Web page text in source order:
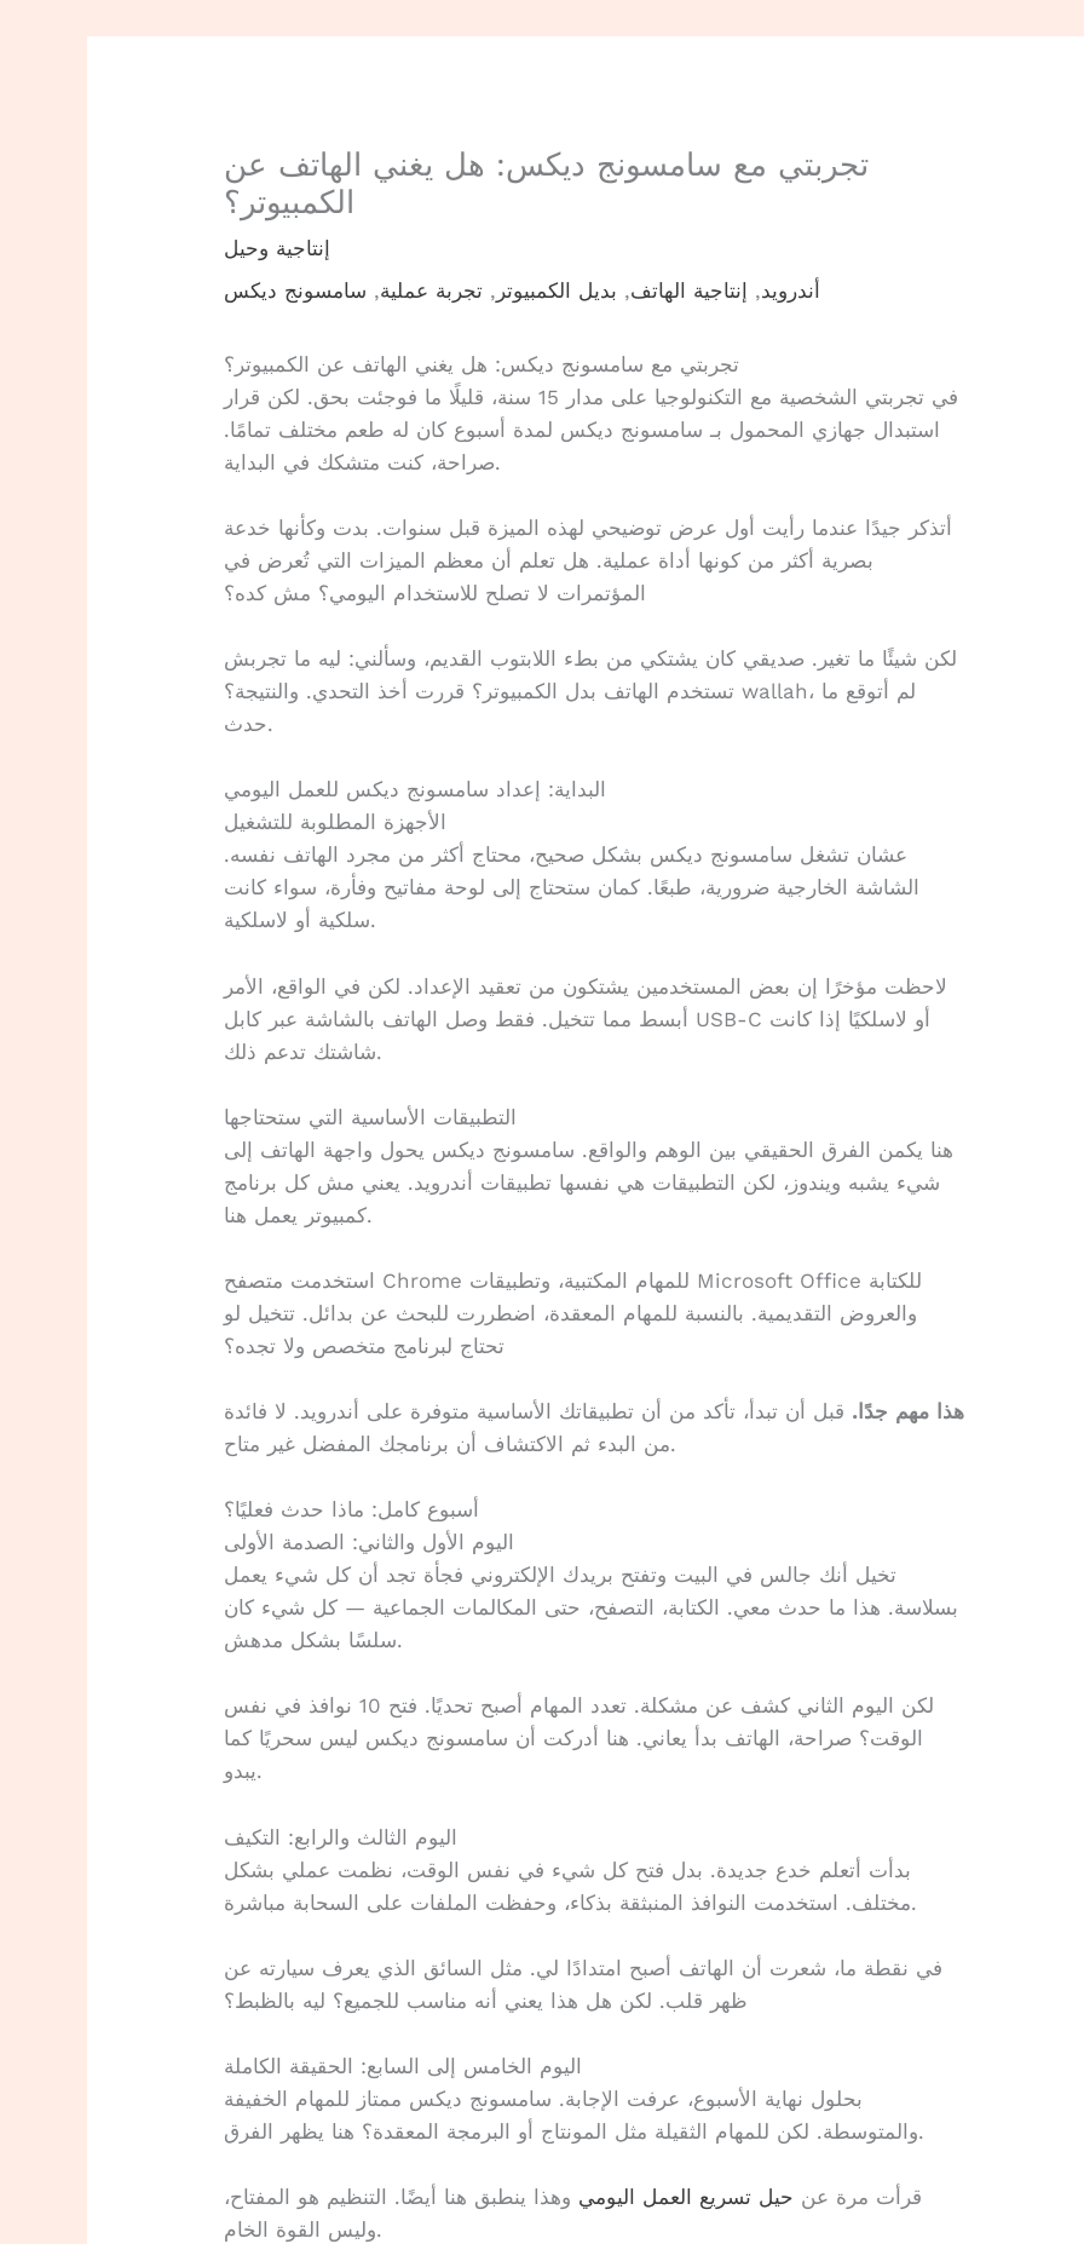
تجربتي مع سامسونج ديكس: هل يغني الهاتف عن
الكمبيوتر؟
إنتاجية وحيل
أندرويد, إنتاجية الهاتف, بديل الكمبيوتر , تجربة عملية, سامسونج ديكس
تجربتي مع سامسونج ديكس: هل يغني الهاتف عن الكمبيوتر؟
في تجربتي الشخصية مع التكنولوجيا على مدار 15 سنة، قليلًا ما فوجئت بحق. لكن قرار
استبدال جهازي المحمول بـ سامسونج ديكس لمدة أسبوع كان له طعم مختلف تمامًا.
صراحة، كنت متشكك في البداية.
أتذكر جيدًا عندما رأيت أول عرض توضيحي لهذه الميزة قبل سنوات. بدت وكأنها خدعة
بصرية أكثر من كونها أداة عملية. هل تعلم أن معظم الميزات التي تُعرض في
المؤتمرات لا تصلح للاستخدام اليومي؟ مش كده؟
لكن شيئًا ما تغير. صديقي كان يشتكي من بطء اللابتوب القديم، وسألني: ليه ما تجربش
تستخدم الهاتف بدل الكمبيوتر؟ قررت أخذ التحدي. والنتيجة؟ wallah، لم أتوقع ما
حدث.
البداية: إعداد سامسونج ديكس للعمل اليومي
الأجهزة المطلوبة للتشغيل
عشان تشغل سامسونج ديكس بشكل صحيح، محتاج أكثر من مجرد الهاتف نفسه.
الشاشة الخارجية ضرورية، طبعًا. كمان ستحتاج إلى لوحة مفاتيح وفأرة، سواء كانت
سلكية أو لاسلكية.
لاحظت مؤخرًا إن بعض المستخدمين يشتكون من تعقيد الإعداد. لكن في الواقع، الأمر
أبسط مما تتخيل. فقط وصل الهاتف بالشاشة عبر كابل USB-C أو لاسلكيًا إذا كانت
شاشتك تدعم ذلك.
التطبيقات الأساسية التي ستحتاجها
هنا يكمن الفرق الحقيقي بين الوهم والواقع. سامسونج ديكس يحول واجهة الهاتف إلى
شيء يشبه ويندوز، لكن التطبيقات هي نفسها تطبيقات أندرويد. يعني مش كل برنامج
كمبيوتر يعمل هنا.
استخدمت متصفح Chrome للمهام المكتبية، وتطبيقات Microsoft Office للكتابة
والعروض التقديمية. بالنسبة للمهام المعقدة، اضطررت للبحث عن بدائل. تتخيل لو
تحتاج لبرنامج متخصص ولا تجده؟
هذا مهم جدًا. قبل أن تبدأ، تأكد من أن تطبيقاتك الأساسية متوفرة على أندرويد. لا فائدة
من البدء ثم الاكتشاف أن برنامجك المفضل غير متاح.
أسبوع كامل: ماذا حدث فعليًا؟
اليوم الأول والثاني: الصدمة الأولى
تخيل أنك جالس في البيت وتفتح بريدك الإلكتروني فجأة تجد أن كل شيء يعمل
بسلاسة. هذا ما حدث معي. الكتابة، التصفح، حتى المكالمات الجماعية — كل شيء كان
سلسًا بشكل مدهش.
لكن اليوم الثاني كشف عن مشكلة. تعدد المهام أصبح تحديًا. فتح 10 نوافذ في نفس
الوقت؟ صراحة، الهاتف بدأ يعاني. هنا أدركت أن سامسونج ديكس ليس سحريًا كما
يبدو.
اليوم الثالث والرابع: التكيف
بدأت أتعلم خدع جديدة. بدل فتح كل شيء في نفس الوقت، نظمت عملي بشكل
مختلف. استخدمت النوافذ المنبثقة بذكاء، وحفظت الملفات على السحابة مباشرة.
في نقطة ما، شعرت أن الهاتف أصبح امتدادًا لي. مثل السائق الذي يعرف سيارته عن
ظهر قلب. لكن هل هذا يعني أنه مناسب للجميع؟ ليه بالظبط؟
اليوم الخامس إلى السابع: الحقيقة الكاملة
بحلول نهاية الأسبوع، عرفت الإجابة. سامسونج ديكس ممتاز للمهام الخفيفة
والمتوسطة. لكن للمهام الثقيلة مثل المونتاج أو البرمجة المعقدة؟ هنا يظهر الفرق.
قرأت مرة عن حيل تسريع العمل اليومي وهذا ينطبق هنا أيضًا. التنظيم هو المفتاح،
وليس القوة الخام.